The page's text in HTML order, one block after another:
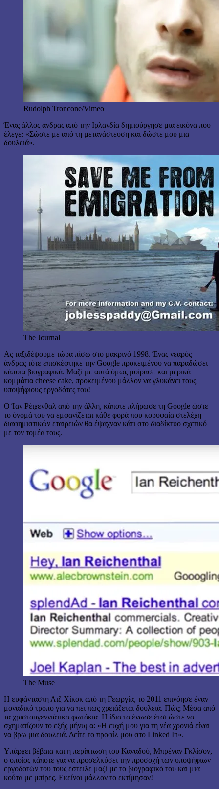
Rudolph Troncone/Vimeo
Ένας άλλος άνδρας από την Ιρλανδία δημιούργησε μια εικόνα που
έλεγε: «Σώστε με από τη μετανάστευση και δώστε μου μια
δουλειά».
The Journal
Ας ταξιδέψουμε τώρα πίσω στο μακρινό 1998. Ένας νεαρός
άνδρας τότε επισκέφτηκε την Google προκειμένου να παραδώσει
κάποια βιογραφικά. Μαζί με αυτά όμως μοίρασε και μερικά
κομμάτια cheese cake, προκειμένου μάλλον να γλυκάνει τους
υποψήφιους εργοδότες του!
Ο Ίαν Ρέιχενθαλ από την άλλη, κάποτε πλήρωσε τη Google ώστε
το όνομά του να εμφανίζεται κάθε φορά που κορυφαία στελέχη
διαφημιστικών εταιρειών θα έψαχναν κάτι στο διαδίκτυο σχετικό
με τον τομέα τους.
The Muse
Η ευφάνταστη Λιζ Χίκοκ από τη Γεωργία, το 2011 επινόησε έναν
μοναδικό τρόπο για να πει πως χρειάζεται δουλειά. Πώς; Μέσα από
τα χριστουγεννιάτικα φωτάκια. Η ίδια τα ένωσε έτσι ώστε να
σχηματίζουν το εξής μήνυμα: «Η ευχή μου για τη νέα χρονιά είναι
να βρω μια δουλειά. Δείτε το προφίλ μου στο Linked In».
Υπάρχει βέβαια και η περίπτωση του Καναδού, Μπρέναν Γκλίσον,
ο οποίος κάποτε για να προσελκύσει την προσοχή των υποψήφιων
εργοδοτών του τους έστειλε μαζί με το βιογραφικό του και μια
κούτα με μπίρες. Εκείνοι μάλλον το εκτίμησαν!